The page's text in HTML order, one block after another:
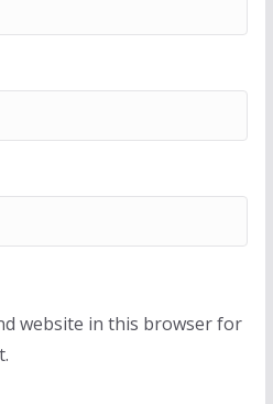
website in this browser for